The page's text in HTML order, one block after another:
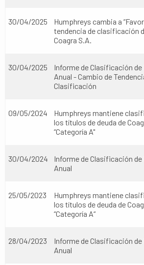
30/04/2025
Humphreys cambia a
tendencia de clasificación
Coagra S.A.
30/04/2025
Informe de Clasificación de
Anual - Cambio de
Clasificación
09/05/2024
Humphreys mantiene
los títulos de deuda de
“Categoría A"
30/04/2024
Informe de Clasificación de
Anual
25/05/2023
Humphreys mantiene
los títulos de deuda de
“Categoría A“
28/04/2023
Informe de Clasificación de
Anual